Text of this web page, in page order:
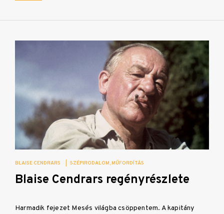
BLAISE CENDRARS SZÉPIRODALOM MŰFORDÍTÁS
Blaise Cendrars regényrészlete
Harmadik fejezet Mesés világba csöppentem. A kapitány